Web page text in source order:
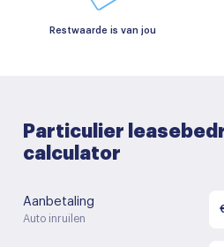
Restwaarde is van jou
Particulier
calculator
Aanbetaling
Auto inruilen